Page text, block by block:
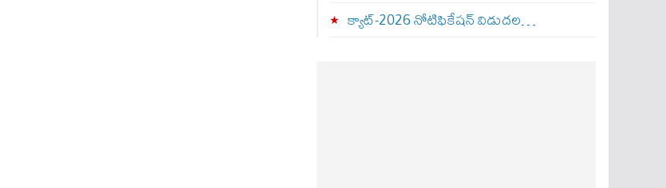
క్యాట్-2026 నోటిఫికేషన్ విడుదల…